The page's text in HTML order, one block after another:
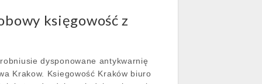
księgowość z
dysponowane antykwarnię
Krakow. Ksiegowość Kraków biuro